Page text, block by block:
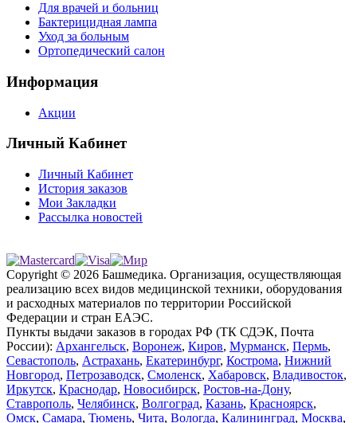
Для врачей и больниц
Бактерицидная лампа
Уход за больным
Ортопедический салон
Информация
Акции
Личный Кабинет
Личный Кабинет
История заказов
Мои Закладки
Рассылка новостей
Copyright © 2026 Башмедика. Организация, осуществляющая
реализацию всех видов медицинской техники, оборудования
и расходных материалов по территории Российской
Федерации и стран ЕАЭС.
Пункты выдачи заказов в городах РФ (ТК СДЭК, Почта
России): Архангельск, Воронеж, Киров, Мурманск, Пермь,
Севастополь, Астрахань, Екатеринбург, Кострома, Нижний
Новгород, Петрозаводск, Смоленск, Хабаровск, Владивосток,
Иркутск, Краснодар, Новосибирск, Ростов-на-Дону,
Ставрополь, Челябинск, Волгоград, Казань, Красноярск,
Омск, Самара, Тюмень, Чита, Вологда, Калининград, Москва,